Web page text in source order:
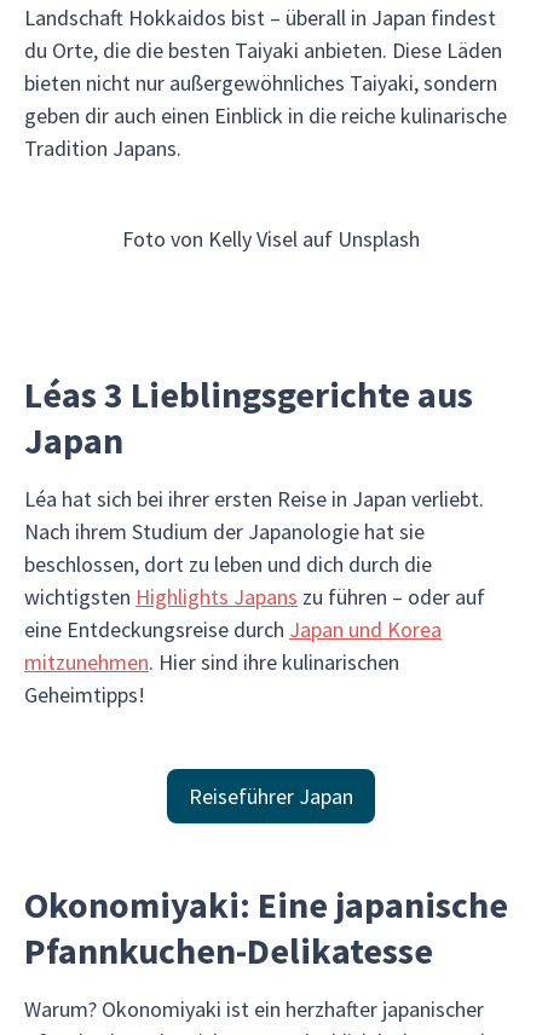
Landschaft Hokkaidos bist – überall in Japan findest
du Orte, die die besten Taiyaki anbieten. Diese Läden
bieten nicht nur außergewöhnliches Taiyaki, sondern
geben dir auch einen Einblick in die reiche kulinarische
Tradition Japans.
Foto von Kelly Visel auf Unsplash
Léas 3 Lieblingsgerichte aus
Japan
Léa hat sich bei ihrer ersten Reise in Japan verliebt.
Nach ihrem Studium der Japanologie hat sie
beschlossen, dort zu leben und dich durch die
wichtigsten Highlights Japans zu führen – oder auf
eine Entdeckungsreise durch Japan und Korea
mitzunehmen. Hier sind ihre kulinarischen
Geheimtipps!
Reiseführer Japan
Okonomiyaki: Eine japanische
Pfannkuchen-Delikatesse
Warum? Okonomiyaki ist ein herzhafter japanischer